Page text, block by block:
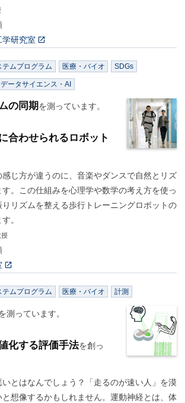
研究室
テムプログラム 医療・バイオ SDGs
データサイエンス・AI
の同期を測っています。
合わせられるロボット
感じ方が違うのに、音楽やダンスで自然とリズ
す。この仕組みを心理学や数学の考え方を使っ
リズムを整える歩行トレーニングロボットの
。
テムプログラム 医療・バイオ 計測
測っています。
化する評価手法を創っ
とはなんでしょう？「走るのが速い人」を漠
想像するかもしれません。運動神経とは、体